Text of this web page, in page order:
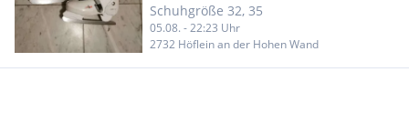
Schuhgröße 32, 35
05.08. - 22:23 Uhr
2732 Höflein an der Hohen Wand